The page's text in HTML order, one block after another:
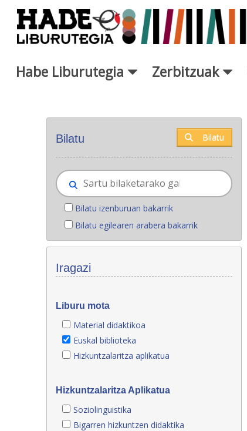
Eduki nagusira joan
Habe Liburutegia Zerbitzuak
Bilatu Bilatu
Bilatu izenburuan bakarrik
Bilatu egilearen arabera bakarrik
Iragazi
Liburu mota
Material didaktikoa
Euskal biblioteka
Hizkuntzalaritza aplikatua
Hizkuntzalaritza Aplikatua
Soziolinguistika
Bigarren hizkuntzen didaktika